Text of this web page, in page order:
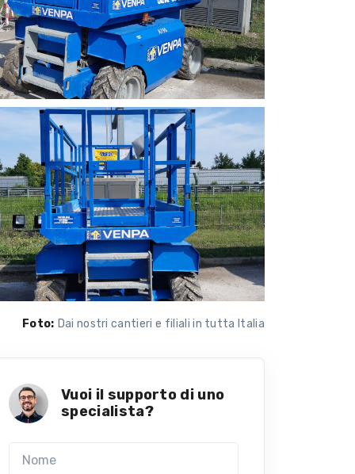
Foto: Dai nostri cantieri e filiali in tutta Italia
Vuoi il supporto di uno
specialista?